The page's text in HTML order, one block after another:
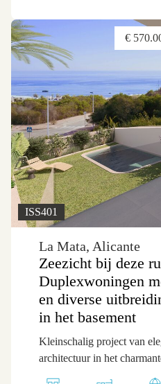
€
ISS401
La Mata, Alicante
Zeezicht bij deze
Duplexwoningen
en diverse
in het basement
Kleinschalig project van
architectuur in het